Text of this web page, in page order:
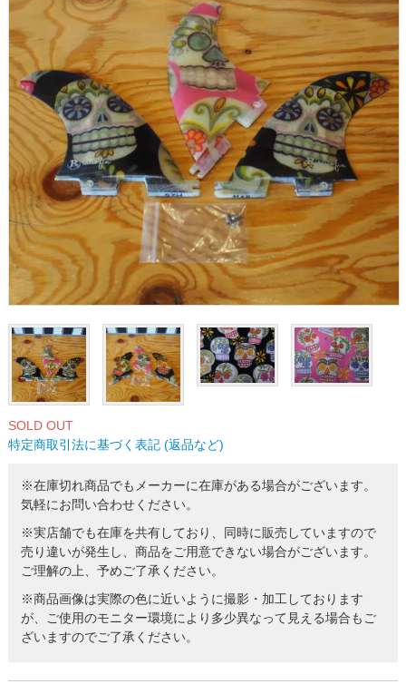
SOLD OUT
特定商取引法に基づく表記 (返品など)
※在庫切れ商品でもメーカーに在庫がある場合がございます。
気軽にお問い合わせください。
※実店舗でも在庫を共有しており、同時に販売していますので
売り違いが発生し、商品をご用意できない場合がございます。
ご理解の上、予めご了承ください。
※商品画像は実際の色に近いように撮影・加工しております
が、ご使用のモニター環境により多少異なって見える場合もご
ざいますのでご了承ください。